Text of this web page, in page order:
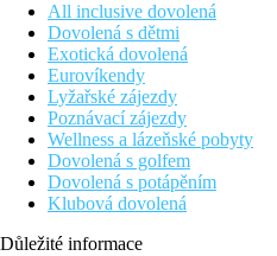
All inclusive dovolená
Dovolená s dětmi
Exotická dovolená
Eurovíkendy
Lyžařské zájezdy
Poznávací zájezdy
Wellness a lázeňské pobyty
Dovolená s golfem
Dovolená s potápěním
Klubová dovolená
Důležité informace